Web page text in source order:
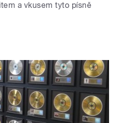
a vkusem tyto písně